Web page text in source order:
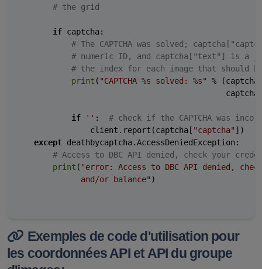
# the grid
if captcha:
# The CAPTCHA was solved;
# numeric ID, and captcha["text"] is a
# the index for each image that should
print ( "CAPTCHA %s solved: %s"
%
if '' : # check if the CAPTCHA was
                client.report(captcha[
"captcha" ])
except deathbycaptcha.AccessDeniedException:
# Access to DBC API denied, check your
print ( "error: Access to DBC API denied,
              and/or balance"
)
Exemples de code d'utilisation pour
les coordonnées API et API du groupe